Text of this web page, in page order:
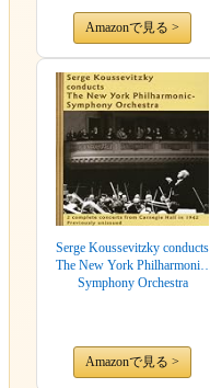
Amazonで見る >
Serge Koussevitzky conducts
The New York Philharmonic-
Symphony Orchestra
Amazonで見る >